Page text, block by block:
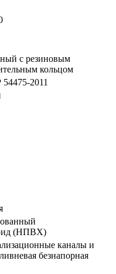
с резиновым
кольцом
2011
(НПВХ)
каналы и
безнапорная